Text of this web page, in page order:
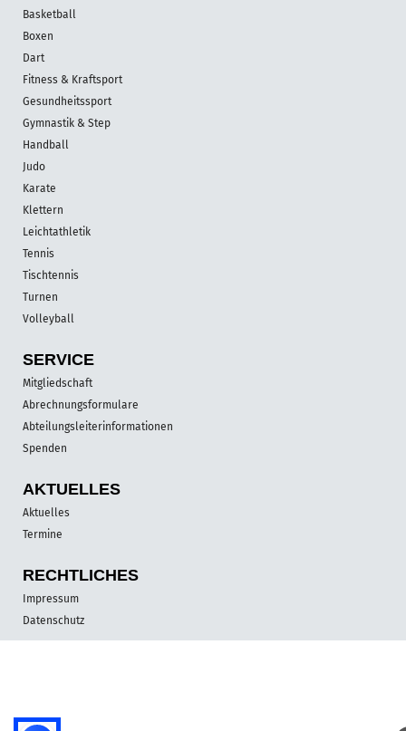
Basketball
Boxen
Dart
Fitness & Kraftsport
Gesundheitssport
Gymnastik & Step
Handball
Judo
Karate
Klettern
Leichtathletik
Tennis
Tischtennis
Turnen
Volleyball
SERVICE
Mitgliedschaft
Abrechnungsformulare
Abteilungsleiterinformationen
Spenden
AKTUELLES
Aktuelles
Termine
RECHTLICHES
Impressum
Datenschutz